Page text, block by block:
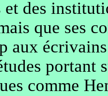
et des
que ses
aux
portant
comme